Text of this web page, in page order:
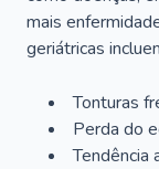
mais
geriátricas
Tonturas
Perda do
Tendência